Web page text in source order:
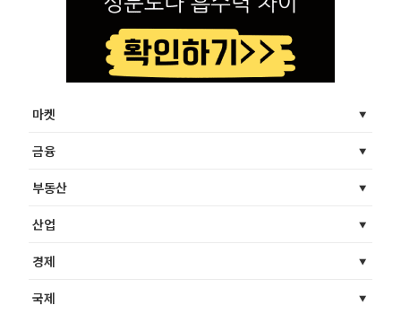
마켓
금융
부동산
산업
경제
국제